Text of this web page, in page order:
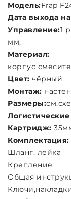
Модель:Frap
Дата выхода
Управление:1
мм;
Материал:
корпус
Цвет: чёрный;
Монтаж:
Размеры:
Картридж:
Комплектация:
Шланг, лейка
Крепление
Общая